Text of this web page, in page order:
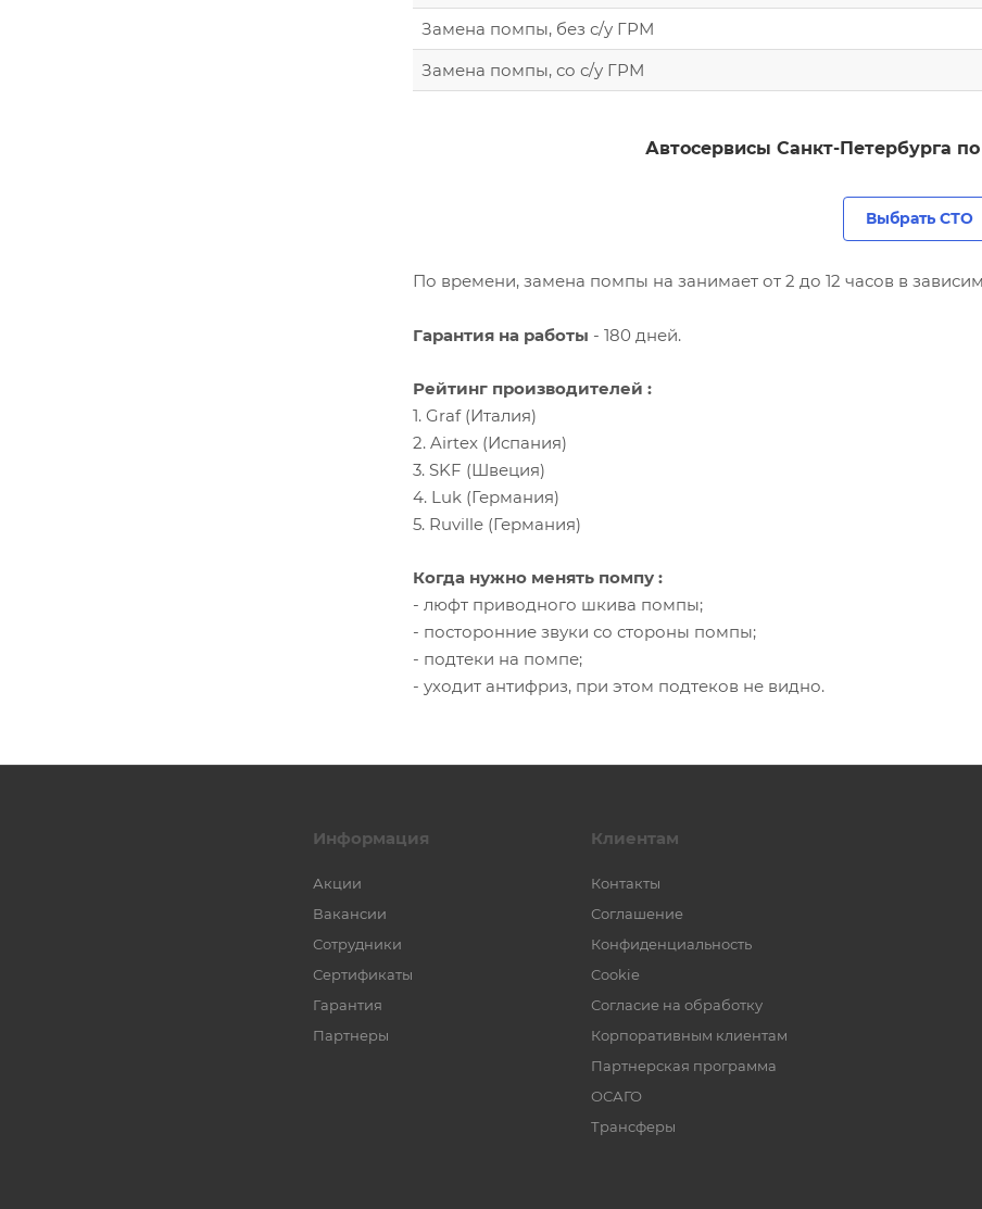
Замена помпы, без с/у ГРМ
Замена помпы, со с/у ГРМ
Автосервисы Санкт-Петербурга
Выбрать СТО
По времени, замена помпы на занимает от 2 до 12 часов в
Гарантия на работы - 180 дней.
Рейтинг производителей :
1. Graf (Италия)
2. Airtex (Испания)
3. SKF (Швеция)
4. Luk (Германия)
5. Ruville (Германия)
Когда нужно менять помпу :
- люфт приводного шкива помпы;
- посторонние звуки со стороны помпы;
- подтеки на помпе;
- уходит антифриз, при этом подтеков не видно.
Информация
Акции
Вакансии
Сотрудники
Сертификаты
Гарантия
Партнеры
Клиентам
Контакты
Соглашение
Конфиденциальность
Cookie
Согласие на обработку
Корпоративным клиентам
Партнерская программа
ОСАГО
Трансферы